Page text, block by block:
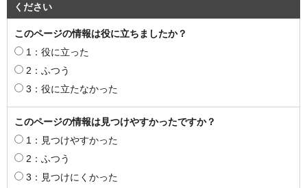
ください
このページの情報は役に立ちましたか？
1：役に立った
2：ふつう
3：役に立たなかった
このページの情報は見つけやすかったですか？
1：見つけやすかった
2：ふつう
3：見つけにくかった